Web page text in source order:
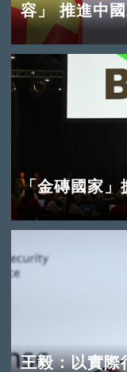
容」 推進中
「金磚國家」
王毅：以實際